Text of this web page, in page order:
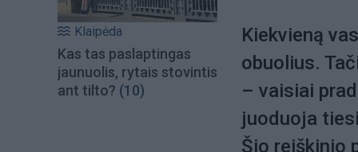
Klaipėda
Kas tas paslaptingas
jaunuolis, rytais stovintis
ant tilto? (10)
Kiekvieną
obuolius.
– vaisiai
juoduoja
Šio reiškinio